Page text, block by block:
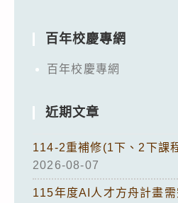
百年校慶專網
百年校慶專網
近期文章
114-2重補修(1下、2下課
2026-08-07
115年度AI人才方舟計畫需